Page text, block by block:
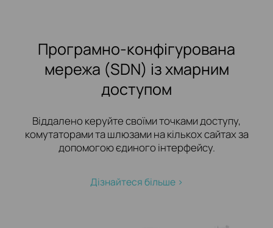
Програмно-конфігурована
мережа (SDN) із хмарним
доступом
Віддалено керуйте своїми точками доступу,
комутаторами та шлюзами на кількох сайтах за
допомогою єдиного інтерфейсу.
Дізнайтеся більше >